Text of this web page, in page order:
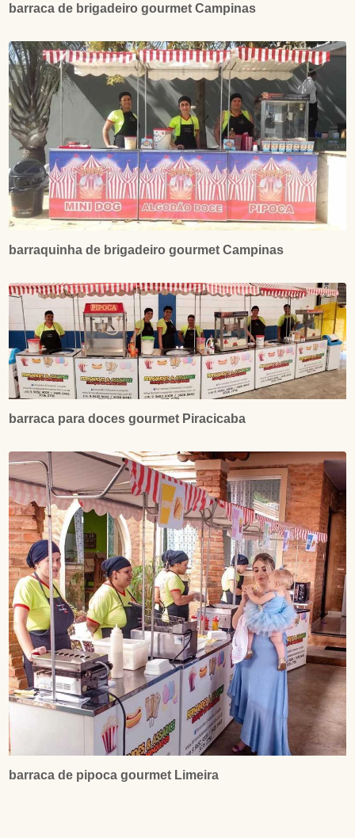
barraca de brigadeiro gourmet Campinas
barraquinha de brigadeiro gourmet Campinas
barraca para doces gourmet Piracicaba
barraca de pipoca gourmet Limeira